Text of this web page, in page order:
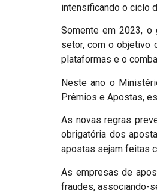
intensificando o ciclo
Somente em 2023, o
setor, com o objetivo
plataformas e o
Neste ano o
Prêmios e Apostas,
As novas regras
obrigatória dos
apostas sejam feitas
As empresas de
fraudes, associando-